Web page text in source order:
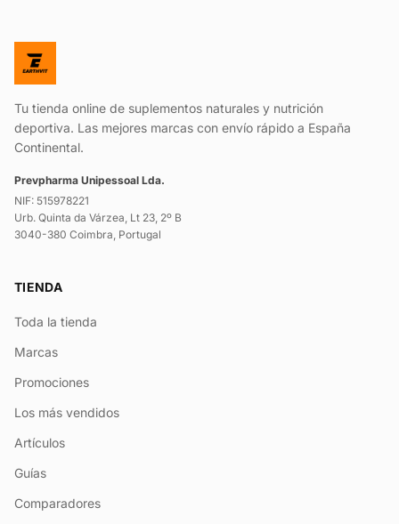
Tu tienda online de suplementos naturales y nutrición
deportiva. Las mejores marcas con envío rápido a España
Continental.
Prevpharma Unipessoal Lda.
NIF: 515978221
Urb. Quinta da Várzea, Lt 23, 2º B
3040-380 Coimbra, Portugal
TIENDA
Toda la tienda
Marcas
Promociones
Los más vendidos
Artículos
Guías
Comparadores